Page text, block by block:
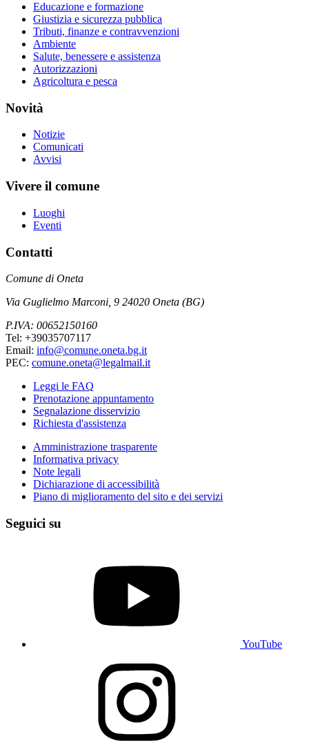
Educazione e formazione
Giustizia e sicurezza pubblica
Tributi, finanze e contravvenzioni
Ambiente
Salute, benessere e assistenza
Autorizzazioni
Agricoltura e pesca
Novità
Notizie
Comunicati
Avvisi
Vivere il comune
Luoghi
Eventi
Contatti
Comune di Oneta
Via Guglielmo Marconi, 9 24020 Oneta (BG)
P.IVA: 00652150160
Tel: +39035707117
Email: info@comune.oneta.bg.it
PEC: comune.oneta@legalmail.it
Leggi le FAQ
Prenotazione appuntamento
Segnalazione disservizio
Richiesta d'assistenza
Amministrazione trasparente
Informativa privacy
Note legali
Dichiarazione di accessibilità
Piano di miglioramento del sito e dei servizi
Seguici su
YouTube